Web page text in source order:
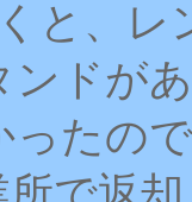
と、レ
ンドが
ったの